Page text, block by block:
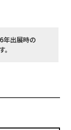
年出展時の
。